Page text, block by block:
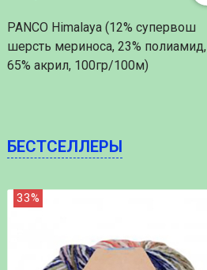
PANCO Himalaya (12% супервош
шерсть мериноса, 23% полиамид,
65% акрил, 100гр/100м)
БЕСТСЕЛЛЕРЫ
33%